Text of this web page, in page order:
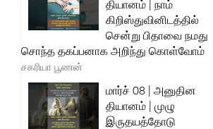
தியானம் | நாம்
கிறிஸ்துவினிடத்தில்
சென்று பிதாவை நமது
சொந்த தகப்பனாக அறிந்து கொள்வோம்
சகரியா பூணன்
மார்ச் 08 | அனுதின
தியானம் | முழு
இருதயத்தோடு